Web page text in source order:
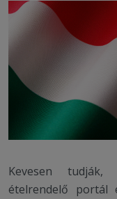
Kevesen
ételrendelő portál